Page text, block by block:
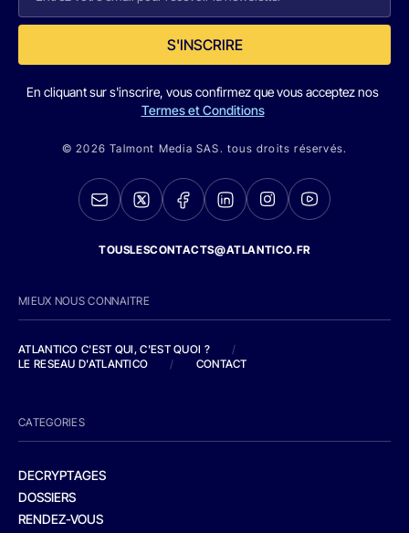
S'INSCRIRE
En cliquant sur s'inscrire, vous confirmez que vous acceptez nos
Termes et Conditions
© 2026 Talmont Media SAS. tous droits réservés.
TOUSLESCONTACTS@ATLANTICO.FR
MIEUX NOUS CONNAITRE
ATLANTICO C'EST QUI, C'EST QUOI ?
/
LE RESEAU D'ATLANTICO
/ CONTACT
CATEGORIES
DECRYPTAGES
DOSSIERS
RENDEZ-VOUS